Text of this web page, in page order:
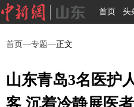
首页 头
首页—专题—正文
山东青岛3名医护